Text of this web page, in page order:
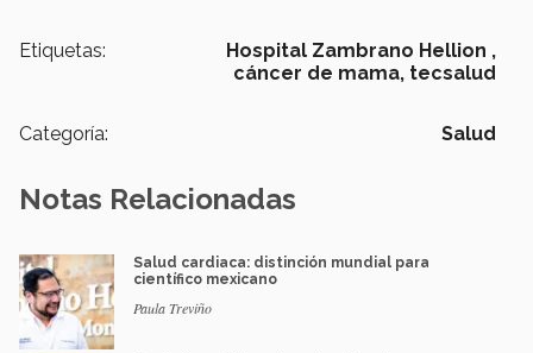
Etiquetas:
Hospital Zambrano Hellion ,
cáncer de mama, tecsalud
Categoría: Salud
Notas Relacionadas
Salud cardiaca: distinción mundial para
científico mexicano
Paula Treviño